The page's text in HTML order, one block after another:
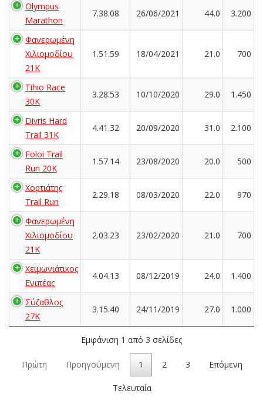
Olympus
Marathon
7.38.08 26/06/2021 44.0 3.200
Φανερωμένη
Χιλιομοδίου
21Κ
1.51.59 18/04/2021 21.0 700
Tihio Race
30K
3.28.53 10/10/2020 29.0 1.450
Divris Hard
Trail 31K
4.41.32 20/09/2020 31.0 2.100
Foloi Trail
Run 20K
1.57.14 23/08/2020 20.0 500
Χορτιάτης
Trail Run
2.29.18 08/03/2020 22.0 970
Φανερωμένη
Χιλιομοδίου
21Κ
2.03.23 23/02/2020 21.0 700
Χειμωνιάτικος
Ενιπέας
4.04.13 08/12/2019 24.0 1.400
Σύζαθλος
27Κ
3.15.40 24/11/2019 27.0 1.000
Εμφάνιση 1 από 3 σελίδες
Πρώτη Προηγούμενη 1 2 3 Επόμενη
Τελευταία